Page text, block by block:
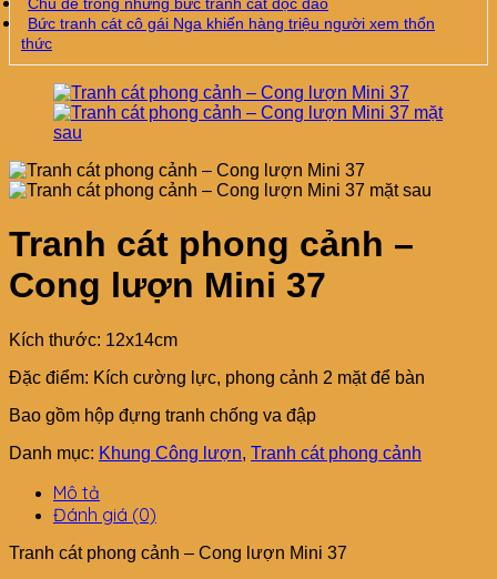
Bức tranh cát cô gái Nga khiến hàng triệu người xem thổn
thức
Tranh cát phong cảnh –
Cong lượn Mini 37
Kích thước: 12x14cm
Đặc điểm: Kích cường lực, phong cảnh 2 mặt để bàn
Bao gồm hộp đựng tranh chống va đập
Danh mục: Khung Công lượn, Tranh cát phong cảnh
Mô tả
Đánh giá (0)
Tranh cát phong cảnh – Cong lượn Mini 37